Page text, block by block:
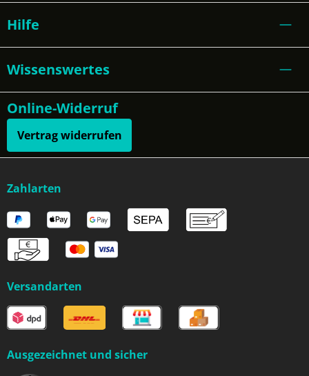
Hilfe
Wissenswertes
Online-Widerruf
Vertrag widerrufen
Zahlarten
Versandarten
Ausgezeichnet und sicher